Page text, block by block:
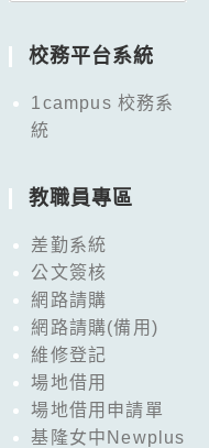
校務平台系統
1campus 校務系
統
教職員專區
差勤系統
公文簽核
網路請購
網路請購(備用)
維修登記
場地借用
場地借用申請單
基隆女中Newplus